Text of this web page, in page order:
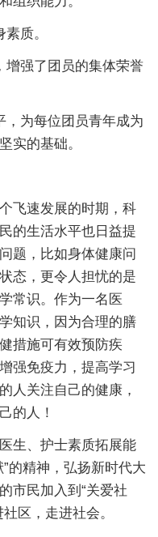
质。
强了团员的集体荣誉
为每位团员青年成为
实的基础。
速发展的时期，科
的生活水平也日益提
题，比如身体健康问
态，更令人担忧的是
常识。作为一名医
知识，因为合理的膳
措施可有效预防疾
强免疫力，提高学习
人关注自己的健康，
的人！
、护士素质拓展能
的精神，弘扬新时代大
市民加入到“关爱社
区，走进社会。